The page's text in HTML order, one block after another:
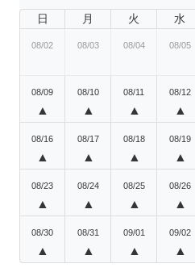
日 月 火 水
08/02 08/03 08/04 08/05
08/09
▲
08/10
▲
08/11
▲
08/12
▲
08/16
▲
08/17
▲
08/18
▲
08/19
▲
08/23
▲
08/24
▲
08/25
▲
08/26
▲
08/30
▲
08/31
▲
09/01
▲
09/02
▲